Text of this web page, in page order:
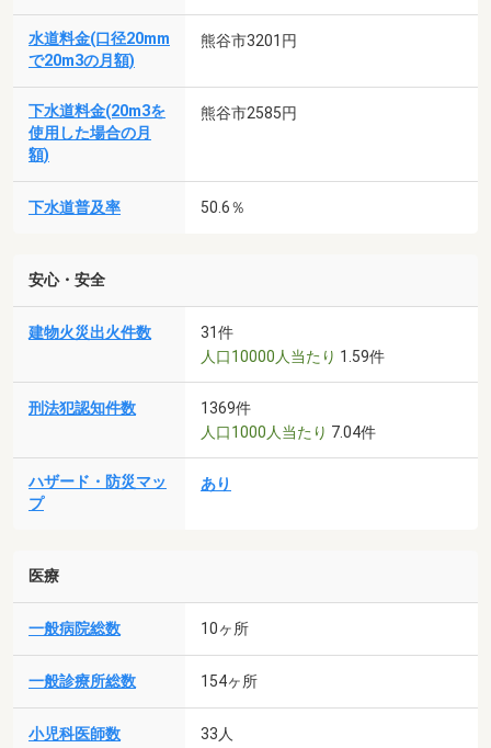
水道料金(口径20mm
で20m3の月額)
熊谷市3201円
下水道料金(20m3を
使用した場合の月
額)
熊谷市2585円
下水道普及率 50.6％
安心・安全
建物火災出火件数
31件
人口10000人当たり 1.59件
刑法犯認知件数
1369件
人口1000人当たり 7.04件
ハザード・防災マッ
プ
あり
医療
一般病院総数 10ヶ所
一般診療所総数 154ヶ所
小児科医師数
33人